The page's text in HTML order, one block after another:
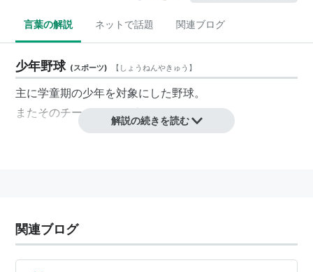
言葉の解説 ネットで話題 関連ブログ
少年野球 (スポーツ) 【 しょうねんやきゅう 】
主に学童期の少年を対象にした野球。
またそのチームやリーグのこと。
解説の続きを読む
関連ブログ